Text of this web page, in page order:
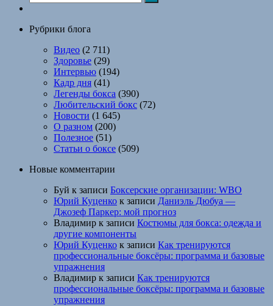
Рубрики блога
Видео (2 711)
Здоровье (29)
Интервью (194)
Кадр дня (41)
Легенды бокса (390)
Любительский бокс (72)
Новости (1 645)
О разном (200)
Полезное (51)
Статьи о боксе (509)
Новые комментарии
Буй к записи Боксерские организации: WBO
Юрий Куценко к записи Даниэль Дюбуа —
Джозеф Паркер: мой прогноз
Владимир к записи Костюмы для бокса: одежда и
другие компоненты
Юрий Куценко к записи Как тренируются
профессиональные боксёры: программа и базовые
упражнения
Владимир к записи Как тренируются
профессиональные боксёры: программа и базовые
упражнения